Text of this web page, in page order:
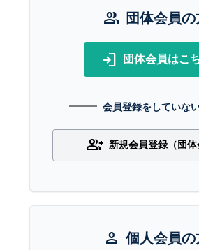
group 団体会員
login 団体会員はこ
会員登録をしていな
group_add 新規会員登録（団体
person 個人会員の